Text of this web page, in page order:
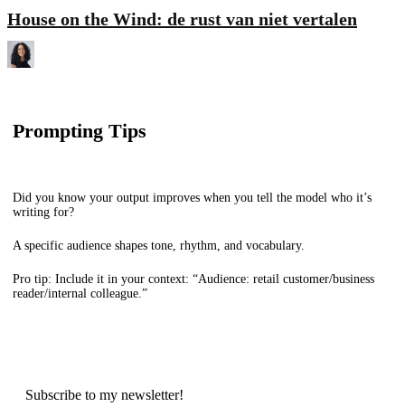
House on the Wind: de rust van niet vertalen
Prompting Tips
Did you know your output improves when you tell the model who it’s
writing for?
A specific audience shapes tone, rhythm, and vocabulary.
Pro tip: Include it in your context: “Audience: retail customer/business
reader/internal colleague.”
Subscribe to my newsletter!